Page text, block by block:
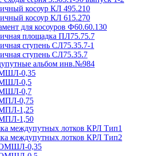
косоур КЛ 495.210
косоур КЛ 615.270
для косоуров Ф60.60.130
площадка ПЛ75.75.7
ступень СЛ75.35.7-1
ступень СЛ75.35.7
альбом инв.№984
0,35
0,5
0,7
0,75
1,25
1,50
междупутных лотков КРЛ Тип1
междупутных лотков КРЛ Тип2
0,35